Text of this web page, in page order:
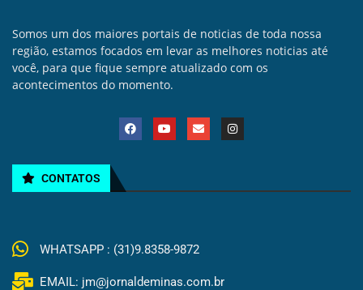
Somos um dos maiores portais de noticias de toda nossa
região, estamos focados em levar as melhores noticias até
você, para que fique sempre atualizado com os
acontecimentos do momento.
CONTATOS
WHATSAPP : (31)9.8358-9872
EMAIL: jm@jornaldeminas.com.br